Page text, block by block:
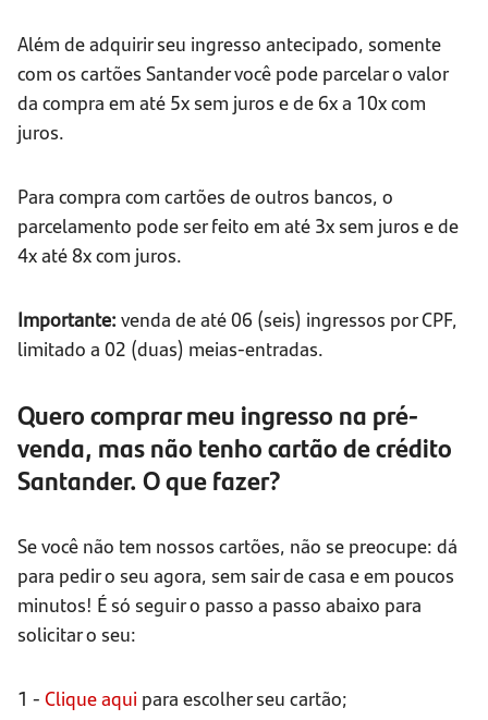
Além de adquirir seu ingresso antecipado, somente
com os cartões Santander você pode parcelar o valor
da compra em até 5x sem juros e de 6x a 10x com
juros.
Para compra com cartões de outros bancos, o
parcelamento pode ser feito em até 3x sem juros e de
4x até 8x com juros.
Importante: venda de até 06 (seis) ingressos por CPF,
limitado a 02 (duas) meias-entradas.
Quero comprar meu ingresso na pré-
venda, mas não tenho cartão de crédito
Santander. O que fazer?
Se você não tem nossos cartões, não se preocupe: dá
para pedir o seu agora, sem sair de casa e em poucos
minutos! É só seguir o passo a passo abaixo para
solicitar o seu:
1 - Clique aqui para escolher seu cartão;